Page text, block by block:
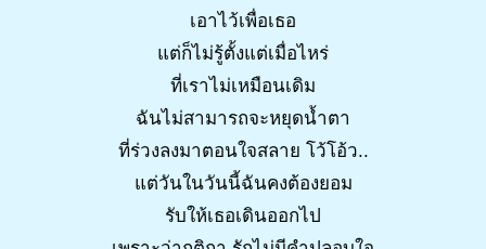
เอาไว้เพื่อเธอ
แต่ก็ไม่รู้ตั้งแต่เมื่อไหร่
ที่เราไม่เหมือนเดิม
ฉันไม่สามารถจะหยุดน้ำตา
ที่ร่วงลงมาตอนใจสลาย โว้โอ้ว..
แต่วันในวันนี้ฉันคงต้องยอม
รับให้เธอเดินออกไป